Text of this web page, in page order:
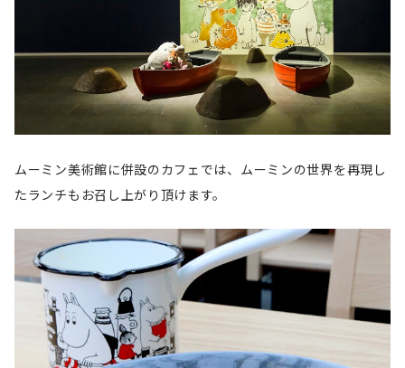
ムーミン美術館に併設のカフェでは、ムーミンの世界を再現し
たランチもお召し上がり頂けます。